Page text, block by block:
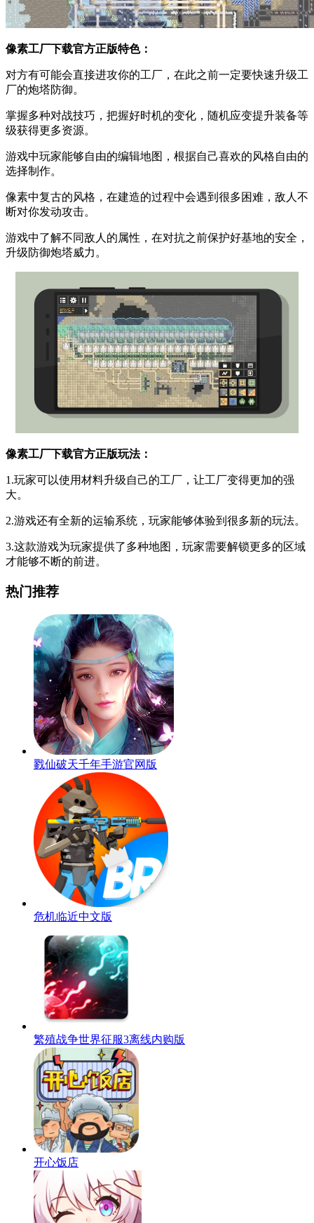
像素工厂下载官方正版特色：
对方有可能会直接进攻你的工厂，在此之前一定要快速升级工
厂的炮塔防御。
掌握多种对战技巧，把握好时机的变化，随机应变提升装备等
级获得更多资源。
游戏中玩家能够自由的编辑地图，根据自己喜欢的风格自由的
选择制作。
像素中复古的风格，在建造的过程中会遇到很多困难，敌人不
断对你发动攻击。
游戏中了解不同敌人的属性，在对抗之前保护好基地的安全，
升级防御炮塔威力。
像素工厂下载官方正版玩法：
1.玩家可以使用材料升级自己的工厂，让工厂变得更加的强
大。
2.游戏还有全新的运输系统，玩家能够体验到很多新的玩法。
3.这款游戏为玩家提供了多种地图，玩家需要解锁更多的区域
才能够不断的前进。
热门推荐
戮仙破天千年手游官网版
危机临近中文版
繁殖战争世界征服3离线内购版
开心饭店